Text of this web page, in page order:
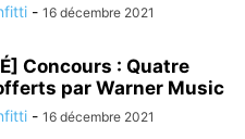
- 16 décembre 2021
Concours : Quatre
par Warner Music
- 16 décembre 2021